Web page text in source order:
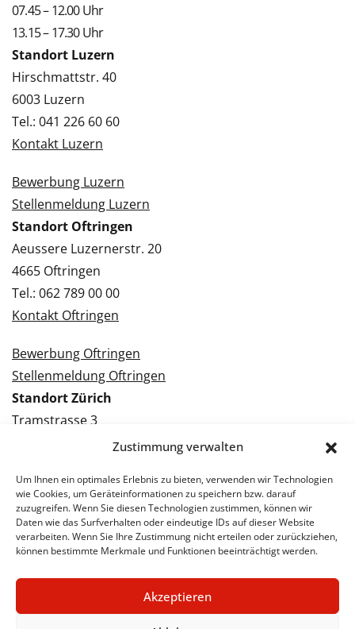
Zustimmung verwalten
Um Ihnen ein optimales Erlebnis zu bieten, verwenden wir Technologien
wie Cookies, um Geräteinformationen zu speichern bzw. darauf
zuzugreifen. Wenn Sie diesen Technologien zustimmen, können wir
Daten wie das Surfverhalten oder eindeutige IDs auf dieser Website
verarbeiten. Wenn Sie Ihre Zustimmung nicht erteilen oder zurückziehen,
können bestimmte Merkmale und Funktionen beeinträchtigt werden.
Akzeptieren
07.45 – 12.00 Uhr
13.15 – 17.30 Uhr
Standort Luzern
Hirschmattstr. 40
6003 Luzern
Tel.: 041 226 60 60
Kontakt Luzern
Bewerbung Luzern
Stellenmeldung Luzern
Standort Oftringen
Aeussere Luzernerstr. 20
4665 Oftringen
Tel.: 062 789 00 00
Kontakt Oftringen
Bewerbung Oftringen
Stellenmeldung Oftringen
Standort Zürich
Tramstrasse 3
Kontakt Zürich
Bewerbung Zürich
Stellenmeldung Zürich